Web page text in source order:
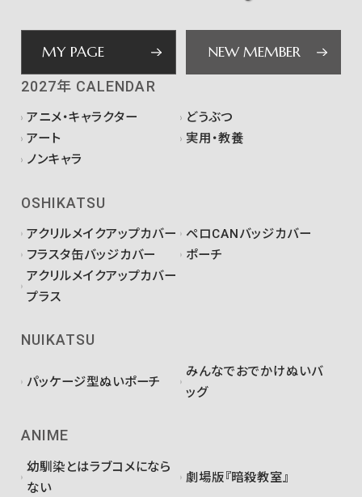
MY PAGE NEW MEMBER
2027年 CALENDAR
アニメ・キャラクター
どうぶつ
アート
実用・教養
ノンキャラ
OSHIKATSU
アクリルメイクアップカバー
ペロCANバッジカバー
フラスタ缶バッジカバー
ポーチ
アクリルメイクアップカバー
プラス
NUIKATSU
パッケージ型ぬいポーチ
みんなでおでかけぬいバ
ッグ
ANIME
幼馴染とはラブコメになら
ない
劇場版『暗殺教室』